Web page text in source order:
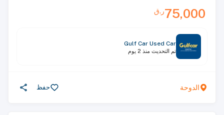
75,000ر.ق
Gulf Car Used Car
تم التحديث منذ 2 يوم
الدوحة حفظ